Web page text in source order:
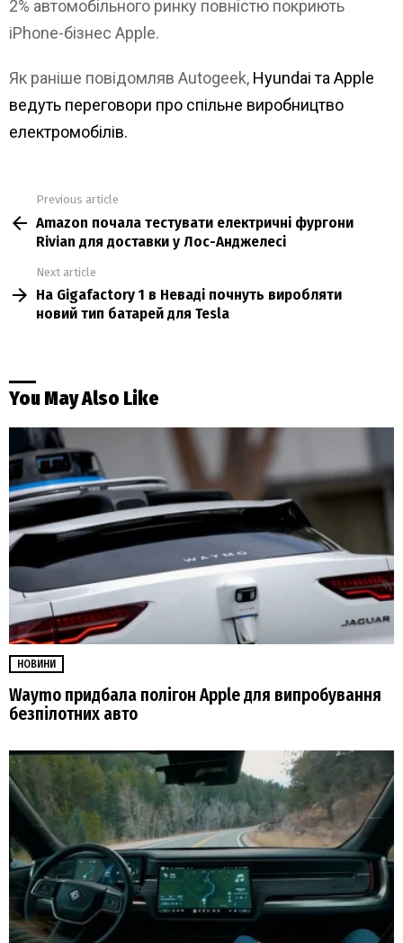
2% автомобільного ринку повністю покриють
iPhone-бізнес Apple.
Як раніше повідомляв Autogeek, Hyundai та Apple
ведуть переговори про спільне виробництво
електромобілів.
more
Previous article
Amazon почала тестувати електричні фургони
Rivian для доставки у Лос-Анджелесі
Next article
На Gigafactory 1 в Неваді почнуть виробляти
новий тип батарей для Tesla
You May Also Like
НОВИНИ
Waymo придбала полігон Apple для випробування
безпілотних авто